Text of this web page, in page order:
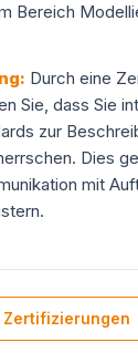
Bereich
Durch eine
Sie, dass Sie
zur
Dies
mit
Zertifizierungen